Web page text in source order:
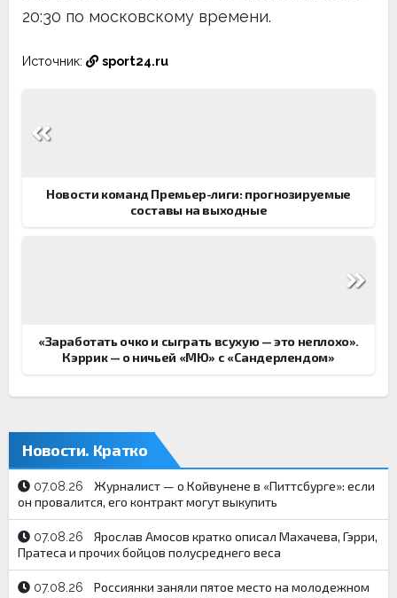
20:30 по московскому времени.
Источник: sport24.ru
по
Новости команд Премьер-лиги: прогнозируемые
составы на выходные
«Заработать очко и сыграть всухую — это неплохо».
Кэррик — о ничьей «МЮ» с «Сандерлендом»
Новости. Кратко
07.08.26
Журналист — о Койвунене в «Питтсбурге»: если
он провалится, его контракт могут выкупить
07.08.26
Ярослав Амосов кратко описал Махачева, Гэрри,
Пратеса и прочих бойцов полусреднего веса
07.08.26
Россиянки заняли пятое место на молодежном